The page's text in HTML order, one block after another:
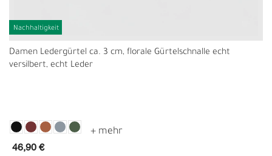
Nachhaltigkeit
Damen Ledergürtel ca. 3 cm, florale Gürtelschnalle echt
versilbert, echt Leder
46,90 €